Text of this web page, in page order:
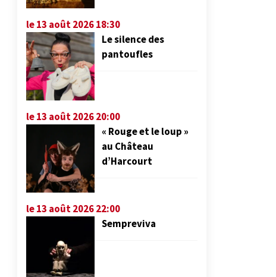
le 13 août 2026 18:30
Le silence des
pantoufles
le 13 août 2026 20:00
« Rouge et le loup »
au Château
d’Harcourt
le 13 août 2026 22:00
Sempreviva